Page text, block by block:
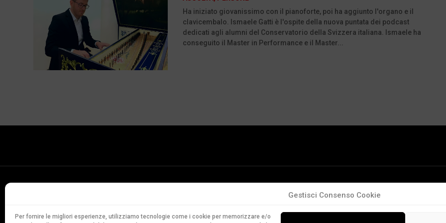
Gestisci Consenso Cookie
Per fornire le migliori esperienze, utilizziamo tecnologie come i cookie per memorizzare e/o
Ha iniziato giovanissimo con il pianoforte, poi ha aggiunto l'organo e il
clavicembalo. Ismaele Gatti è l'ospite della nuova puntata dei podcast
dedicati agli alumni del Conservatorio della Svizzera italiana. Ismaele ha
conseguito il Master in Performance e il Master...
Via Soldino 9